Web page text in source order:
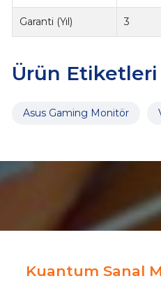
Garanti (Yıl) 3
Ürün Etiketleri
Asus Gaming Monitör
Kuantum Sanal